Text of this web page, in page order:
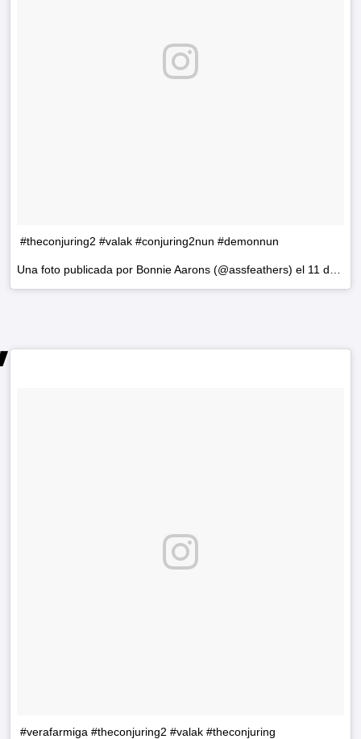
#theconjuring2 #valak #conjuring2nun #demonnun
Una foto publicada por Bonnie Aarons (@assfeathers) el 11 de Jun de 2016 a la(s) 10:24 PDT
#verafarmiga #theconjuring2 #valak #theconjuring